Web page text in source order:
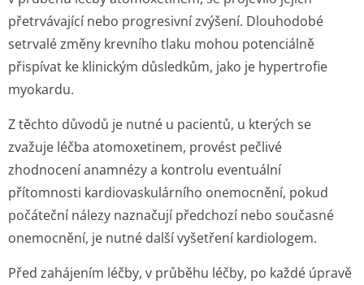
přetrvávající nebo progresivní zvýšení. Dlouhodobé
setrvalé změny krevního tlaku mohou potenciálně
přispívat ke klinickým důsledkům, jako je hypertrofie
myokardu.
Z těchto důvodů je nutné u pacientů, u kterých se
zvažuje léčba atomoxetinem, provést pečlivé
zhodnocení anamnézy a kontrolu eventuální
přítomnosti kardiovaskulárního onemocnění, pokud
počáteční nálezy naznačují předchozí nebo současné
onemocnění, je nutné další vyšetření kardiologem.
Před zahájením léčby, v průběhu léčby, po každé úpravě